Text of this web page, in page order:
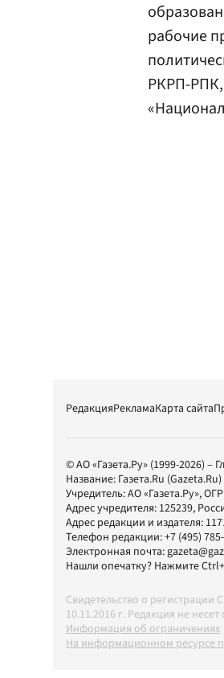
рабочие
РКРП-РПК,
РедакцияРекламаКарта сайта
© АО «Газета.Ру» (1999-2026) –
Название: Газета.Ru (Gazeta.Ru)
Учредитель:АО «Газета.Ру»,
Адрес учредителя: 125239,
Адрес редакции и издателя:
Телефон редакции:+7 (495)
Электронная почта:
Нашли опечатку? Нажмите
Свидетельство о
10.11.2016 г. Редакция не
Информация об ограничениях
На информационном ресурсе